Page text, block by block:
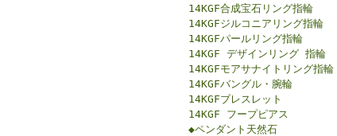
14KGF合成宝石リング指輪
14KGFジルコニアリング指輪
14KGFパールリング指輪
14KGF デザインリング 指輪
14KGFモアサナイトリング指輪
14KGFバングル・腕輪
14KGFブレスレット
14KGF フープピアス
◆ペンダント天然石